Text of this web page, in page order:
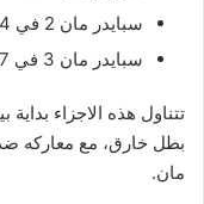
سبايدر مان 2 في 2004
سبايدر مان 3 في 2007
تتناول هذه الاجزاء
بطل خارق، مع معاركه
مان.